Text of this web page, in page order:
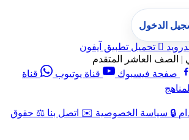
 تحميل تطبيق آيفون
| الصف العاشر المتقدم
صفحة فيسبوك قناة يوتيوب
قناة
🔒 سياسة الخصوصية ✉️ اتصل بنا ⚖️ حقوق
الدخول